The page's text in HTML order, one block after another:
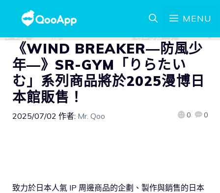
MENU
《WIND BREAKER—防風少
年—》SR-GYM「りらたい
む」系列商品將於2025漫博日
本館販售！
2025/07/02 作者: Mr. Qoo 0 0
致力於日本人氣 IP 周邊商品的企劃、製作與銷售的日本